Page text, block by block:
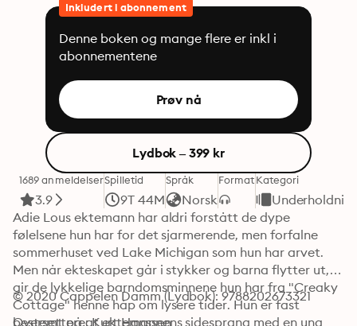
Inkludert i abonnement
Denne boken og mange flere er inkl i
abonnementene
Prøv nå
Lydbok – 399 kr
1689 anmeldelser
3.9
Spilletid
9T 44M
Språk
Norsk
FormatKategori
Adie Lous ektemann har aldri forstått de dype
følelsene hun har for det sjarmerende, men forfalne
sommerhuset ved Lake Michigan som hun har arvet.
Men når ekteskapet går i stykker og barna flytter ut,
gir de lykkelige barndomsminnene hun har fra "Creaky
Cottage" henne håp om lysere tider. Hun er fast
bestemt på at ektemannens sidesprang med en ung
© 2020 Cappelen Damm (Lydbok): 9788202673321
Oversettere: Kurt Hanssen